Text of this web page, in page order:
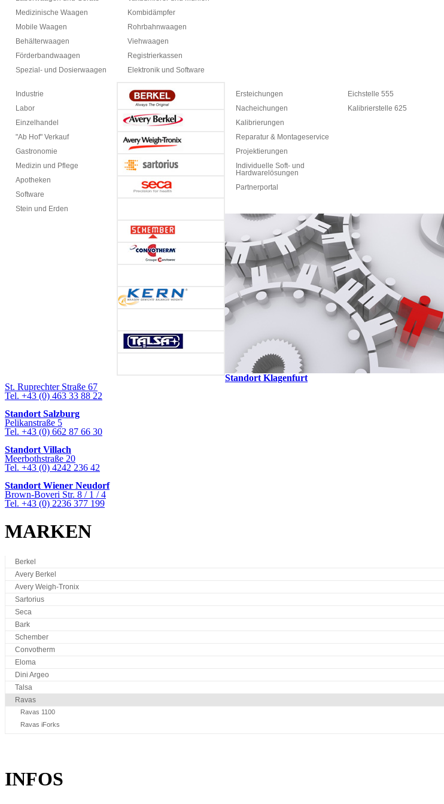
Medizinische Waagen
Mobile Waagen
Behälterwaagen
Förderbandwaagen
Spezial- und Dosierwaagen
Kombidämpfer
Rohrbahnwaagen
Viehwaagen
Registrierkassen
Elektronik und Software
Industrie
Labor
Einzelhandel
"Ab Hof" Verkauf
Gastronomie
Medizin und Pflege
Apotheken
Software
Stein und Erden
Ersteichungen
Nacheichungen
Kalibrierungen
Reparatur & Montageservice
Projektierungen
Individuelle Soft- und
Hardwarelösungen
Partnerportal
Eichstelle 555
Kalibrierstelle 625
Standort Klagenfurt
St. Ruprechter Straße 67
Tel. +43 (0) 463 33 88 22
Standort Salzburg
Pelikanstraße 5
Tel. +43 (0) 662 87 66 30
Standort Villach
Meerbothstraße 20
Tel. +43 (0) 4242 236 42
Standort Wiener Neudorf
Brown-Boveri Str. 8 / 1 / 4
Tel. +43 (0) 2236 377 199
MARKEN
Berkel
Avery Berkel
Avery Weigh-Tronix
Sartorius
Seca
Bark
Schember
Convotherm
Eloma
Dini Argeo
Talsa
Ravas
Ravas 1100
Ravas iForks
INFOS